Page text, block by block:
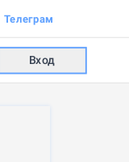
Телеграм
Вход